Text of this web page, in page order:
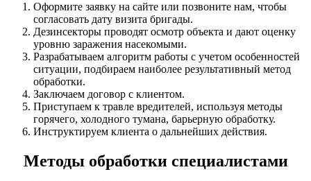
Оформите заявку на сайте или позвоните нам, чтобы
согласовать дату визита бригады.
Дезинсекторы проводят осмотр объекта и дают оценку
уровню заражения насекомыми.
Разрабатываем алгоритм работы с учетом особенностей
ситуации, подбираем наиболее результативный метод
обработки.
Заключаем договор с клиентом.
Приступаем к травле вредителей, используя методы
горячего, холодного тумана, барьерную обработку.
Инструктируем клиента о дальнейших действия.
Методы обработки специалистами